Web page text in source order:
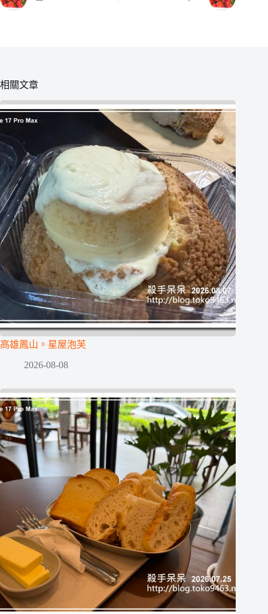
相關文章
高雄鳳山。星屋泡芙
2026-08-08